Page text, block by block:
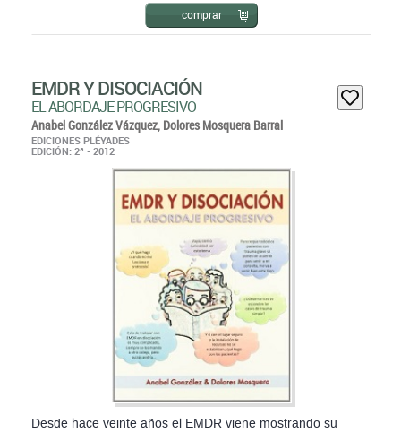
comprar
EMDR Y DISOCIACIÓN
EL ABORDAJE PROGRESIVO
Anabel González Vázquez, Dolores Mosquera Barral
EDICIONES PLÉYADES
EDICIÓN: 2ª - 2012
Desde hace veinte años el EMDR viene mostrando su